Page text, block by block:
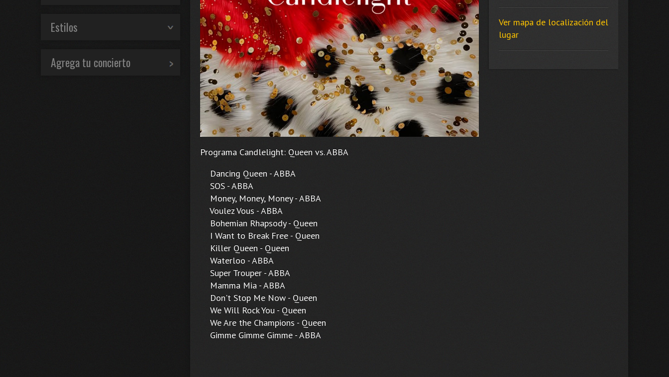
Ver mapa de localización del
lugar
Programa Candlelight: Queen vs. ABBA
Dancing Queen - ABBA
SOS - ABBA
Money, Money, Money - ABBA
Voulez Vous - ABBA
Bohemian Rhapsody - Queen
I Want to Break Free - Queen
Killer Queen - Queen
Waterloo - ABBA
Super Trouper - ABBA
Mamma Mia - ABBA
Don't Stop Me Now - Queen
We Will Rock You - Queen
We Are the Champions - Queen
Gimme Gimme Gimme - ABBA
Estilos
Agrega tu concierto